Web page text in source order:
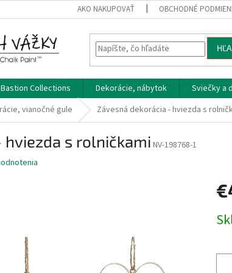
AKO NAKUPOVAŤ OBCHODNÉ
Bastion Collections Dekorácie, nábytok Sviečky a
vianočné gule Závesná dekorácia - hviezda s
hviezda s rolničkami NV-198768-1